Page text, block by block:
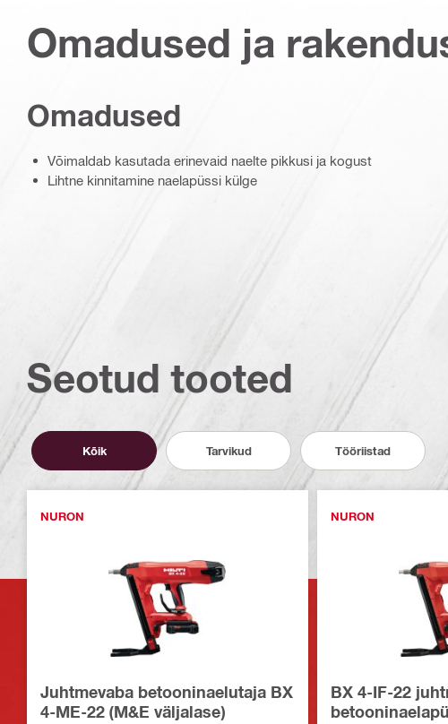
Omadused ja
Omadused
Võimaldab kasutada erinevaid naelte pikkusi ja kogust
Lihtne kinnitamine naelapüssi külge
Seotud tooted
Kõik Tarvikud Tööriistad
NURON
Juhtmevaba betooninaelutaja BX
4-ME-22 (M&E väljalase)
NURON
BX 4-IF-22